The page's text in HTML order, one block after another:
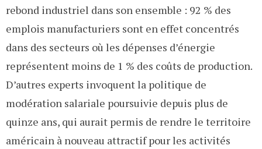
rebond industriel dans son ensemble : 92 % des
emplois manufacturiers sont en effet concentrés
dans des secteurs où les dépenses d’énergie
représentent moins de 1 % des coûts de production.
D’autres experts invoquent la politique de
modération salariale poursuivie depuis plus de
quinze ans, qui aurait permis de rendre le territoire
américain à nouveau attractif pour les activités